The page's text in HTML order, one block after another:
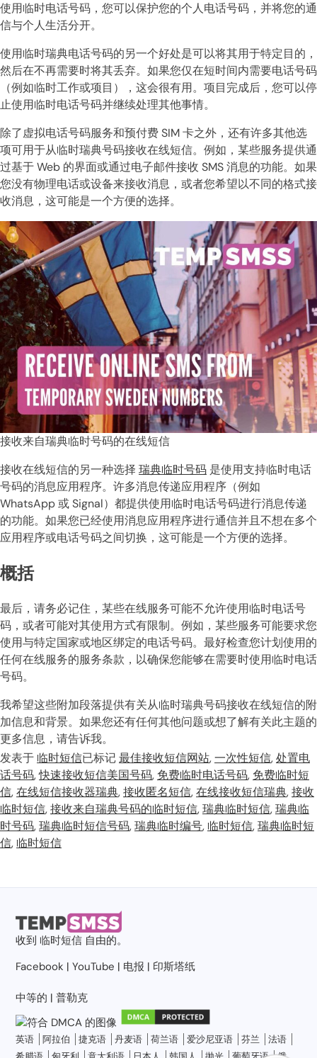
使用临时电话号码，您可以保护您的个人电话号码，并将您的通
信与个人生活分开。
使用临时瑞典电话号码的另一个好处是可以将其用于特定目的，
然后在不再需要时将其丢弃。如果您仅在短时间内需要电话号码
（例如临时工作或项目），这会很有用。项目完成后，您可以停
止使用临时电话号码并继续处理其他事情。
除了虚拟电话号码服务和预付费 SIM 卡之外，还有许多其他选
项可用于从临时瑞典号码接收在线短信。例如，某些服务提供通
过基于 Web 的界面或通过电子邮件接收 SMS 消息的功能。如果
您没有物理电话或设备来接收消息，或者您希望以不同的格式接
收消息，这可能是一个方便的选择。
接收来自瑞典临时号码的在线短信
接收在线短信的另一种选择 瑞典临时号码 是使用支持临时电话
号码的消息应用程序。许多消息传递应用程序（例如
WhatsApp 或 Signal）都提供使用临时电话号码进行消息传递
的功能。如果您已经使用消息应用程序进行通信并且不想在多个
应用程序或电话号码之间切换，这可能是一个方便的选择。
概括
最后，请务必记住，某些在线服务可能不允许使用临时电话号
码，或者可能对其使用方式有限制。例如，某些服务可能要求您
使用与特定国家或地区绑定的电话号码。最好检查您计划使用的
任何在线服务的服务条款，以确保您能够在需要时使用临时电话
号码。
我希望这些附加段落提供有关从临时瑞典号码接收在线短信的附
加信息和背景。如果您还有任何其他问题或想了解有关此主题的
更多信息，请告诉我。
发表于 临时短信已标记最佳接收短信网站,一次性短信,处置电
话号码,快速接收短信美国号码, 免费临时电话号码, 免费临时短
信,在线短信接收器瑞典,接收匿名短信,在线接收短信瑞典,接收
临时短信,接收来自瑞典号码的临时短信,瑞典临时短信,瑞典临
时号码,瑞典临时短信号码,瑞典临时编号, 临时短信,瑞典临时短
信, 临时短信
收到临时短信 自由的。
Facebook |YouTube | 电报 | 印斯塔纸
中等的 |普勒克
英语 阿拉伯 捷克语 丹麦语 荷兰语 爱沙尼亚语 芬兰
法语